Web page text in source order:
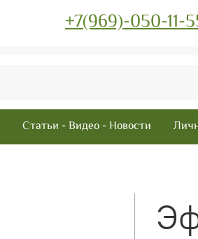
+7(969)-050-11-
Статьи - Видео - Новости